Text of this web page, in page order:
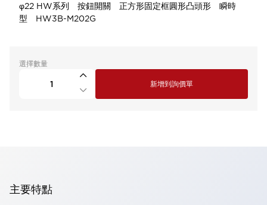
φ22 HW系列 按鈕開關 正方形固定框圓形凸頭形 瞬時
型 HW3B-M202G
選擇數量
新增到詢價單
主要特點